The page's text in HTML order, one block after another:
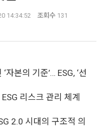
14:34:52 조회수131
본의 기준’… ESG, ‘선
리스크 관리 체계
2.0 시대의 구조적 의